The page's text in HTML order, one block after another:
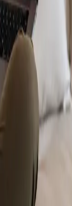
Reservar cita